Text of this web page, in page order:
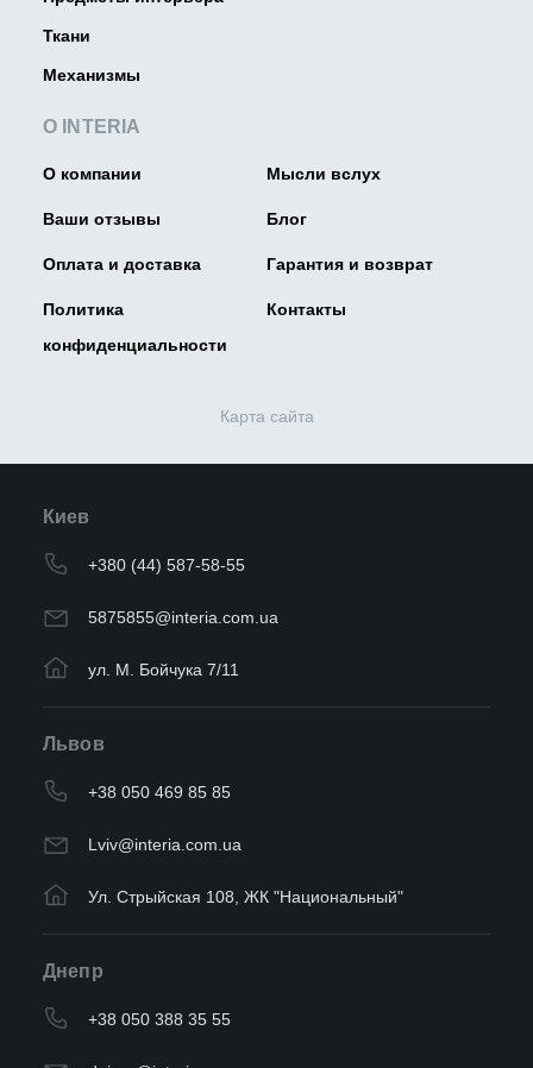
Ткани
Механизмы
О INTERIA
О компании Мысли вслух
Ваши отзывы Блог
Оплата и доставка Гарантия и возврат
Политика
конфиденциальности
Контакты
Карта сайта
Киев
+380 (44) 587-58-55
5875855@interia.com.ua
ул. М. Бойчука 7/11
Львов
+38 050 469 85 85
Lviv@interia.com.ua
Ул. Стрыйская 108, ЖК "Национальный"
Днепр
+38 050 388 35 55